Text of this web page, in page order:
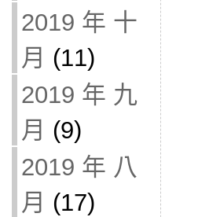
2019 年 十
月 (11)
2019 年 九
月 (9)
2019 年 八
月 (17)